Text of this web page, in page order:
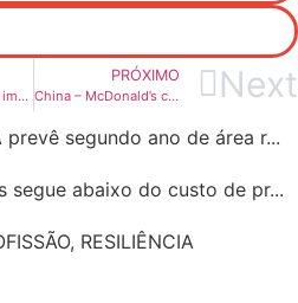
China será o maior importador de arroz em 2013/2014
PRÓXIMO
China – McDonald’s começará a oferecer arroz pela primeira vez Next
segundo ano de área r...
segue abaixo do custo de pr...
RESILIÊNCIA